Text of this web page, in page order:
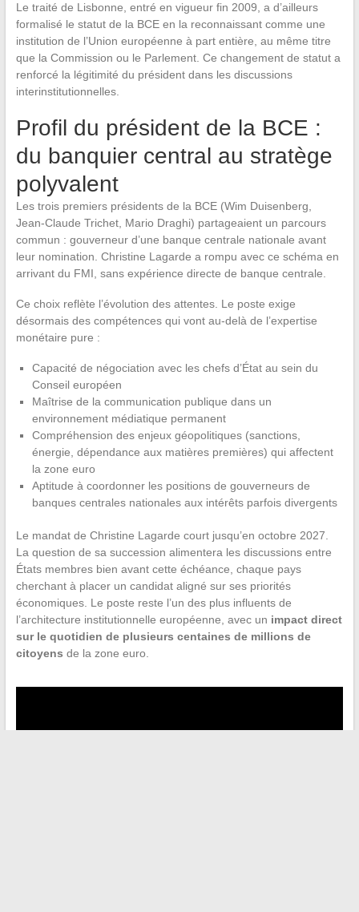
Le traité de Lisbonne, entré en vigueur fin 2009, a d’ailleurs
formalisé le statut de la BCE en la reconnaissant comme une
institution de l’Union européenne à part entière, au même titre
que la Commission ou le Parlement. Ce changement de statut a
renforcé la légitimité du président dans les discussions
interinstitutionnelles.
Profil du président de la BCE :
du banquier central au stratège
polyvalent
Les trois premiers présidents de la BCE (Wim Duisenberg,
Jean-Claude Trichet, Mario Draghi) partageaient un parcours
commun : gouverneur d’une banque centrale nationale avant
leur nomination. Christine Lagarde a rompu avec ce schéma en
arrivant du FMI, sans expérience directe de banque centrale.
Ce choix reflète l’évolution des attentes. Le poste exige
désormais des compétences qui vont au-delà de l’expertise
monétaire pure :
Capacité de négociation avec les chefs d’État au sein du
Conseil européen
Maîtrise de la communication publique dans un
environnement médiatique permanent
Compréhension des enjeux géopolitiques (sanctions,
énergie, dépendance aux matières premières) qui affectent
la zone euro
Aptitude à coordonner les positions de gouverneurs de
banques centrales nationales aux intérêts parfois divergents
Le mandat de Christine Lagarde court jusqu’en octobre 2027.
La question de sa succession alimentera les discussions entre
États membres bien avant cette échéance, chaque pays
cherchant à placer un candidat aligné sur ses priorités
économiques. Le poste reste l’un des plus influents de
l’architecture institutionnelle européenne, avec un impact direct
sur le quotidien de plusieurs centaines de millions de
citoyens de la zone euro.